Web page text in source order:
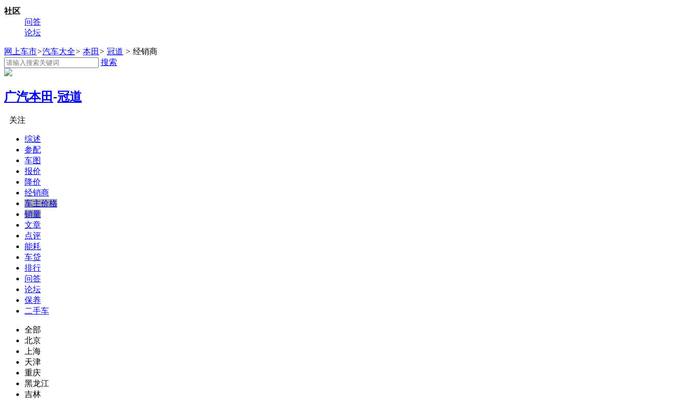
社区
问答
论坛
网上车市>汽车大全> 本田 > 冠道 > 经销商
搜索
广汽本田-冠道
关注
综述
参配
车图
报价
降价
经销商
车主价格
销量
文章
点评
能耗
车贷
排行
问答
论坛
保养
二手车
全部
北京
上海
天津
重庆
黑龙江
吉林